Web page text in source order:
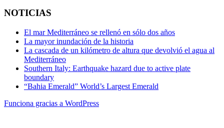
NOTICIAS
El mar Mediterráneo se rellenó en sólo dos años
La mayor inundación de la historia
La cascada de un kilómetro de altura que devolvió el agua al
Mediterráneo
Southern Italy: Earthquake hazard due to active plate
boundary
“Bahia Emerald” World’s Largest Emerald
Funciona gracias a WordPress